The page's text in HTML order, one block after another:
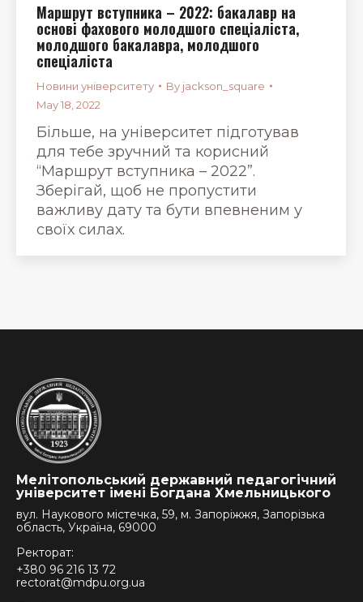
Маршрут вступника – 2022: бакалавр на
основі фахового молодшого спеціаліста,
молодшого бакалавра, молодшого
спеціаліста
Новини університету By jackson_square
May 18, 2022
Більше, на університет підготував
для тебе зручний та корисний
“Маршрут вступника – 2022”.
Зберігай, щоб не пропустити
важливу дату та бути впевненим у
своїх силах.
Мелітопольський державний педагогічний
університет імені Богдана Хмельницького
вул. Наукового містечка, 59, м. Запоріжжя, Запорізька
область, Україна, 69000
Ректорат:
+380 96 216 13 72
rectorat@mdpu.org.ua